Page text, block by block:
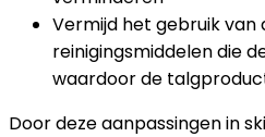
Vermijd het gebruik van
reinigingsmiddelen die
waardoor de
Door deze aanpassingen in